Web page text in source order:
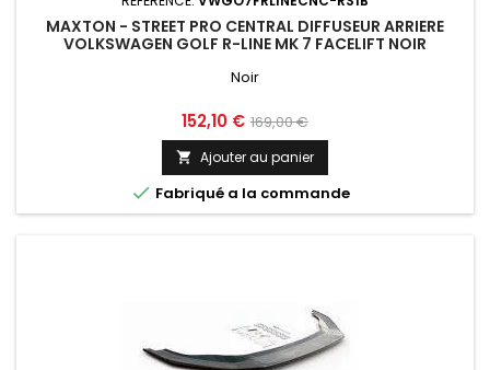
MAXTON - STREET PRO CENTRAL DIFFUSEUR ARRIERE
VOLKSWAGEN GOLF R-LINE MK 7 FACELIFT NOIR
Noir
Prix
152,10 € Prix
base
169,00 €
 Ajouter au panier
 Fabriqué a la commande